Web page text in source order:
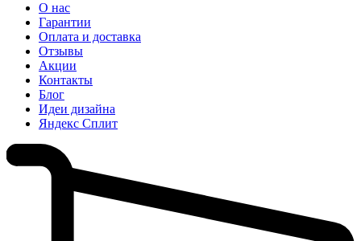
О нас
Гарантии
Оплата и доставка
Отзывы
Акции
Контакты
Блог
Идеи дизайна
Яндекс Сплит